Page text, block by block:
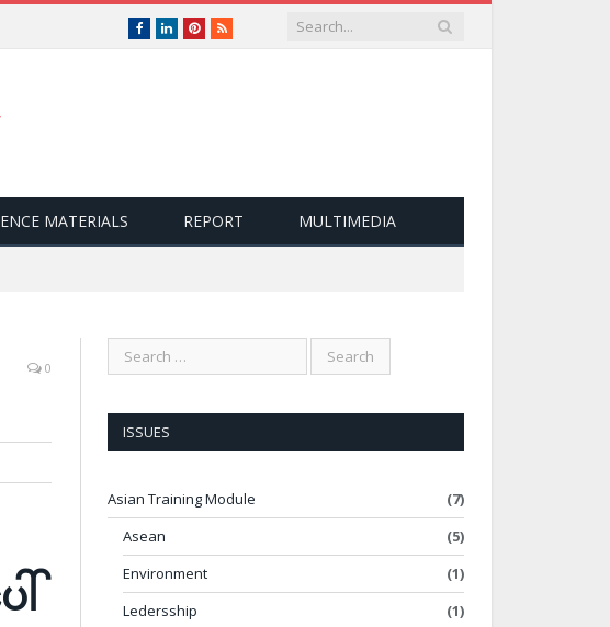
EnglishFacebookLinkedInPinterest
RSS
MATERIALS REPORT MULTIMEDIA
0
ISSUES
Asian Training Module
(7)
Asean
(5)
Environment
(1)
Ledersship
(1)